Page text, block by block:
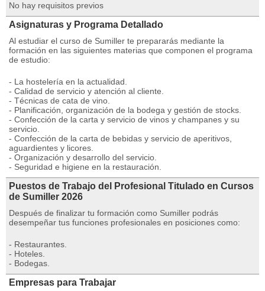
No hay requisitos previos
Asignaturas y Programa Detallado
Al estudiar el curso de Sumiller te prepararás mediante la
formación en las siguientes materias que componen el programa
de estudio:
- La hostelería en la actualidad.
- Calidad de servicio y atención al cliente.
- Técnicas de cata de vino.
- Planificación, organización de la bodega y gestión de stocks.
- Confección de la carta y servicio de vinos y champanes y su
servicio.
- Confección de la carta de bebidas y servicio de aperitivos,
aguardientes y licores.
- Organización y desarrollo del servicio.
- Seguridad e higiene en la restauración.
Puestos de Trabajo del Profesional Titulado en Cursos
de Sumiller 2026
Después de finalizar tu formación como Sumiller podrás
desempeñar tus funciones profesionales en posiciones como:
- Restaurantes.
- Hoteles.
- Bodegas.
Empresas para Trabajar